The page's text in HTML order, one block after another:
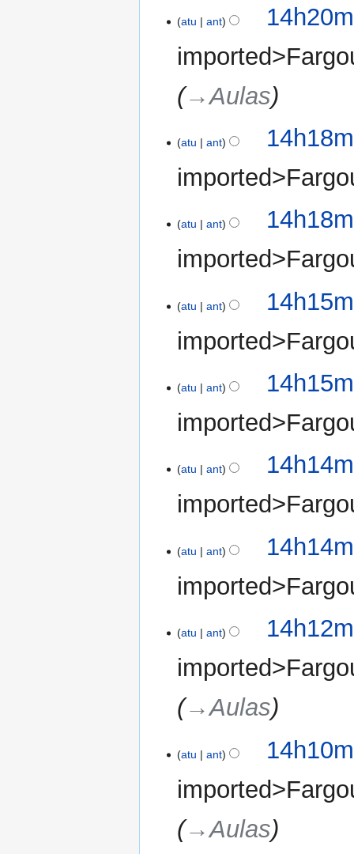
atu ant
→‎Aulas
atu ant
atu ant
atu ant
atu ant
atu ant
atu ant
atu ant
→‎Aulas
atu ant
→‎Aulas